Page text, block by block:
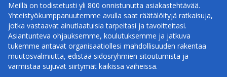
Meillä on todistetusti yli 800 onnistunutta asiakastehtävää.
Yhteistyökumppanuutemme avulla saat räätälöityjä ratkaisuja,
jotka vastaavat ainutlaatuisia tarpeitasi ja tavoitteitasi.
Asiantunteva ohjauksemme, koulutuksemme ja jatkuva
tukemme antavat organisaatiollesi mahdollisuuden rakentaa
muutosvalmiutta, edistää sidosryhmien sitoutumista ja
varmistaa sujuvat siirtymät kaikissa vaiheissa.